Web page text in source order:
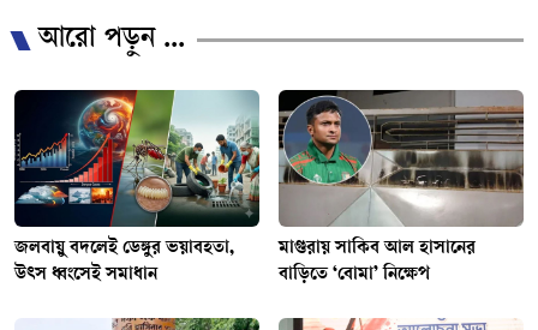
আরো পড়ুন ...
জলবায়ু বদলেই ডেঙ্গুর ভয়াবহতা,
উৎস ধ্বংসেই সমাধান
মাগুরায় সাকিব আল হাসানের
বাড়িতে ‘বোমা’ নিক্ষেপ